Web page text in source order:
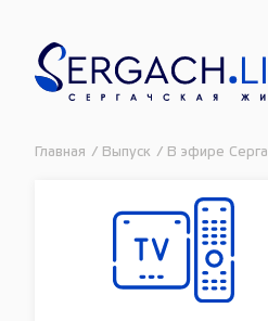
Главная / Выпуск / В эфире